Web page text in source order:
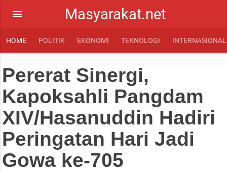
Masyarakat.net
menu
HOME POLITIK EKONOMI TEKNOLOGI INTERNASIONAL
Pererat Sinergi,
Kapoksahli Pangdam
XIV/Hasanuddin Hadiri
Peringatan Hari Jadi
Gowa ke-705